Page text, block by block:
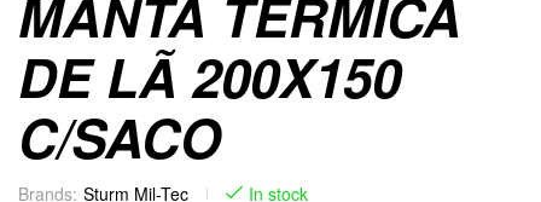
MANTA TÉRMICA
DE LÃ 200X150
C/SACO
Brands: Sturm Mil-Tec In stock